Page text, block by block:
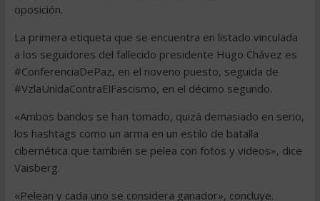
oposición.
La primera etiqueta que se encuentra en listado vinculada
a los seguidores del fallecido presidente Hugo Chávez es
#ConferenciaDePaz, en el noveno puesto, seguida de
#VzlaUnidaContraElFascismo, en el décimo segundo.
«Ambos bandos se han tomado, quizá demasiado en serio,
los hashtags como un arma en un estilo de batalla
cibernética que también se pelea con fotos y videos», dice
Vaisberg.
«Pelean y cada uno se considera ganador», concluye.